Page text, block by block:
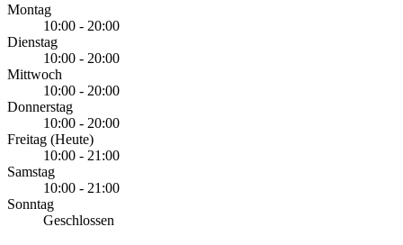
Montag
10:00 - 20:00
Dienstag
10:00 - 20:00
Mittwoch
10:00 - 20:00
Donnerstag
10:00 - 20:00
Freitag (Heute)
10:00 - 21:00
Samstag
10:00 - 21:00
Sonntag
Geschlossen